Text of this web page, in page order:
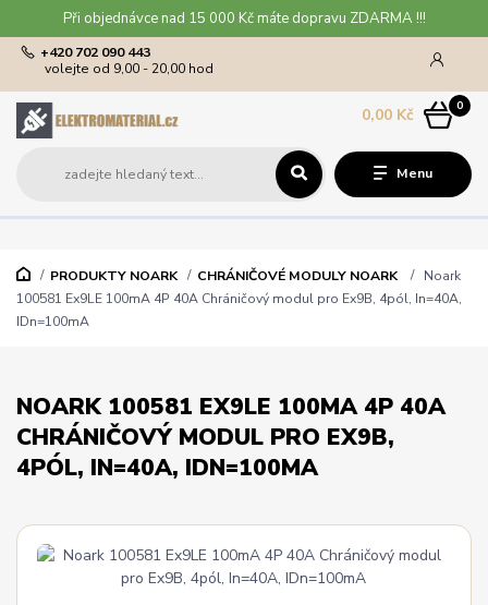
Při objednávce nad 15 000 Kč máte dopravu ZDARMA !!!
Menu
+420 702 090 443
volejte od 9,00 - 20,00 hod
0
0,00 Kč
PRODUKTY NOARK CHRÁNIČOVÉ MODULY NOARK
Noark
100581 Ex9LE 100mA 4P 40A Chráničový modul pro Ex9B, 4pól, In=40A,
IDn=100mA
NOARK 100581 EX9LE 100MA 4P 40A
CHRÁNIČOVÝ MODUL PRO EX9B,
4PÓL, IN=40A, IDN=100MA